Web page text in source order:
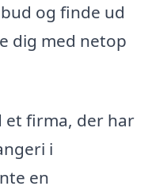
og finde ud
dig med netop
et firma, der har
i
en